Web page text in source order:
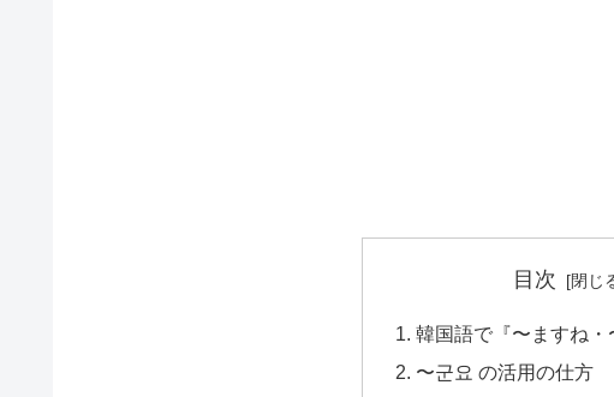
目次
韓国語で『〜ますね・
〜군요 の活用の仕方